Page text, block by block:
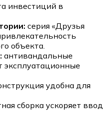
инвестиций в
серия «Друзья
объекта.
антивандальные
удобна для
сборка ускоряет ввод